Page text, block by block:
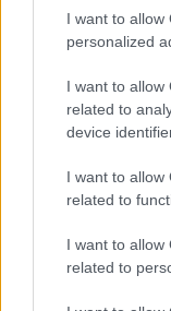
I want to allow
personalized
I want to allow
related to
device
I want to allow
related to
I want to allow
related to